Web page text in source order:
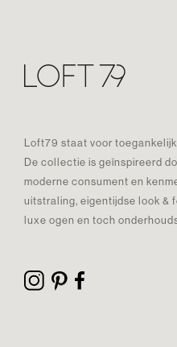
Loft79 staat voor
De collectie is geïnspireerd
moderne consument en
uitstraling, eigentijdse look &
luxe ogen en toch